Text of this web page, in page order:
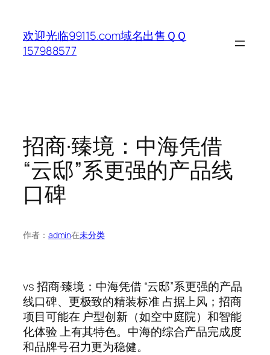
欢迎光临99115.com域名出售ＱＱ
157988577
招商·臻境：中海凭借
“云邸”系更强的产品线
口碑
作者： admin在未分类
vs 招商·臻境：中海凭借 “云邸”系更强的产品
线口碑、更极致的精装标准 占据上风；招商
项目可能在 户型创新（如空中庭院）和智能
化体验 上有其特色。中海的综合产品完成度
和品牌号召力更为稳健。